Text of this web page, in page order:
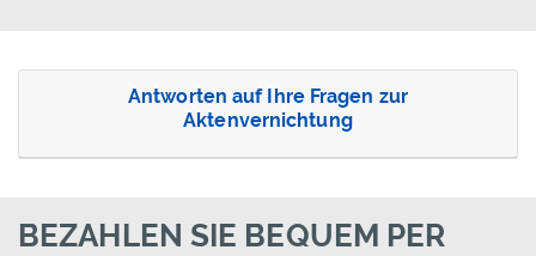
Antworten auf Ihre Fragen zur
Aktenvernichtung
BEZAHLEN SIE BEQUEM PER